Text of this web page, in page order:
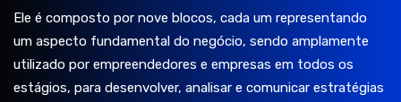
Ele é composto por nove blocos, cada um representando
um aspecto fundamental do negócio, sendo amplamente
utilizado por empreendedores e empresas em todos os
estágios, para desenvolver, analisar e comunicar estratégias